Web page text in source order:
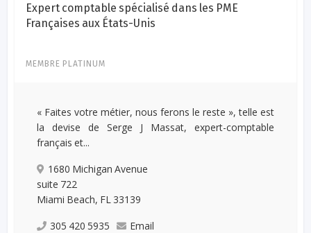
Expert comptable spécialisé dans les PME
Françaises aux États-Unis
MEMBRE PLATINUM
« Faites votre métier, nous ferons le reste », telle est
la devise de Serge J Massat, expert-comptable
français et...
1680 Michigan Avenue
suite 722
Miami Beach, FL 33139
305 420 5935
Email